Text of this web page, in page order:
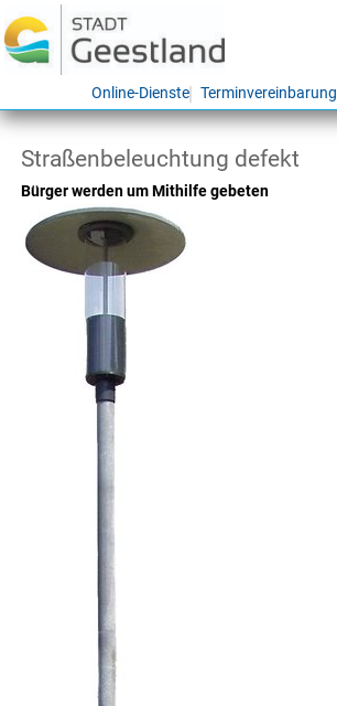
Online-Dienste Terminvereinbarung
Straßenbeleuchtung defekt
Bürger werden um Mithilfe gebeten